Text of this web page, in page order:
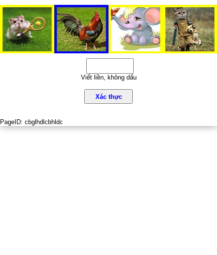
Viết liền, không dấu
Xác thực
PageID: cbglhdlcbhldc